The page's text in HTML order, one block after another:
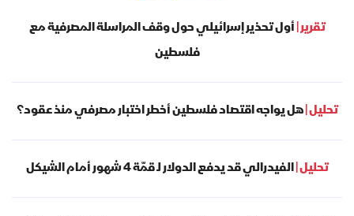
تقرير |أول تحذير إسرائيلي حول وقف المراسلة المصرفية مع
فلسطين
تحليل |هل يواجه اقتصاد فلسطين أخطر اختبار مصرفي منذ عقود؟
تحليل |الفيدرالي قد يدفع الدولار لـ قمّة 4 شهور أمام الشيكل